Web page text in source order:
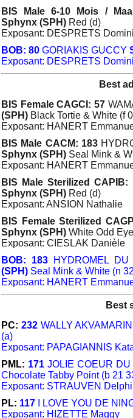
BIS Male 6-10 Mois /
Sphynx (SPH) Red (d)
Exposant: DESPRETS
BOB: 80 GORIAKIS GUCCY
Exposant: DESPRETS
Best
BIS Female CAGCI: 57
(SPH) Black Tortie & White (f
Exposant: HANERT
BIS Male CACM: 183
Sphynx (SPH) Seal Mink &
Exposant: HANERT
BIS Male Sterilized CAPIB:
Sphynx (SPH) Red (d)
Exposant: ANSION Nathalie
BIS Female Sterilized
Sphynx (SPH) White Odd
Exposant: CIESLAK Danièle
BOB: 183HYDROMEL DU
(SPH) Seal Mink & White (n
Exposant: HANERT
Best
PC: 232WALLY
(a)
Exposant: PAPAGIANNIS
PML: 171 JOLIE COEUR
Chocolate Tabby Point (b 21
Exposant: STRAUVEN
PL: 117 I LOVE YOU DE
Exposant: HIZETTE Maggy